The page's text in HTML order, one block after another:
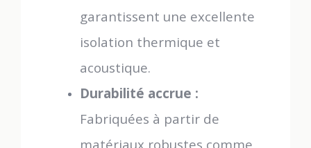
garantissent une excellente
isolation thermique et
acoustique.
Durabilité accrue :
Fabriquées à partir de
matériaux robustes comme